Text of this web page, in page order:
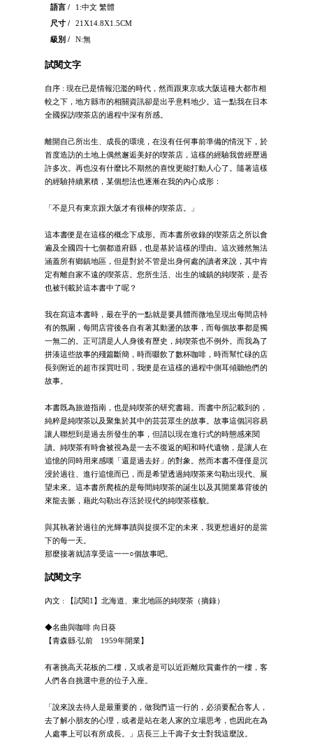
語言 /
1:中文 繁體
尺寸 /
21X14.8X1.5CM
級別 /
N:無
試閱文字
自序 : 現在已是情報氾濫的時代，然而跟東京或大阪這種大都市相
較之下，地方縣市的相關資訊卻是出乎意料地少。這一點我在日本
全國探訪喫茶店的過程中深有所感。
離開自己所出生、成長的環境，在沒有任何事前準備的情況下，於
首度造訪的土地上偶然邂逅美好的喫茶店，這樣的經驗我曾經歷過
許多次。再也沒有什麼比不期然的喜悅更能打動人心了。隨著這樣
的經驗持續累積，某個想法也逐漸在我的內心成形：
「不是只有東京跟大阪才有很棒的喫茶店。」
這本書便是在這樣的概念下成形。而本書所收錄的喫茶店之所以會
遍及全國四十七個都道府縣，也是基於這樣的理由。這次雖然無法
涵蓋所有鄉鎮地區，但是對於不管是出身何處的讀者來說，其中肯
定有離自家不遠的喫茶店。您所生活、出生的城鎮的純喫茶，是否
也被刊載於這本書中了呢？
我在寫這本書時，最在乎的一點就是要具體而微地呈現出每間店特
有的氛圍，每間店背後各自有著其動盪的故事，而每個故事都是獨
一無二的。正可謂是人人身後有歷史，純喫茶也不例外。而我為了
拼湊這些故事的殘篇斷簡，時而啜飲了數杯咖啡，時而幫忙碌的店
長到附近的超市採買吐司，我便是在這樣的過程中側耳傾聽他們的
故事。
本書既為旅遊指南，也是純喫茶的研究書籍。而書中所記載到的，
純粹是純喫茶以及聚集於其中的芸芸眾生的故事。故事這個詞容易
讓人聯想到是過去所發生的事，但請以現在進行式的時態感來閱
讀。純喫茶有時會被視為是一去不復返的昭和時代遺物，是讓人在
追憶的同時用來感嘆「還是過去好」的對象。然而本書不僅僅是沉
浸於過往、進行追憶而已，而是希望透過純喫茶來勾勒出現代、展
望未來。這本書所爬梳的是每間純喫茶的誕生以及其開業幕背後的
來龍去脈，藉此勾勒出存活於現代的純喫茶樣貌。
與其執著於過往的光輝事蹟與捉摸不定的未來，我更想過好的是當
下的每一天。
那麼接著就請享受這一一○個故事吧。
試閱文字
內文 : 【試閱1】北海道、東北地區的純喫茶（摘錄）
◆名曲與咖啡 向日葵
【青森縣‧弘前 1959年開業】
有著挑高天花板的二樓，又或者是可以近距離欣賞畫作的一樓，客
人們各自挑選中意的位子入座。
「說來說去待人是最重要的，做我們這一行的，必須要配合客人，
去了解小朋友的心理，或者是站在老人家的立場思考，也因此在為
人處事上可以有所成長。」店長三上千壽子女士對我這麼說。